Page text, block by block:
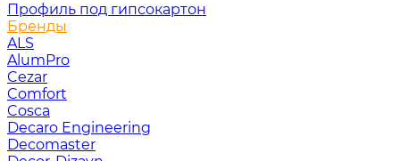
Профиль под гипсокартон
Бренды
ALS
AlumPro
Cezar
Comfort
Cosca
Decaro Engineering
Decomaster